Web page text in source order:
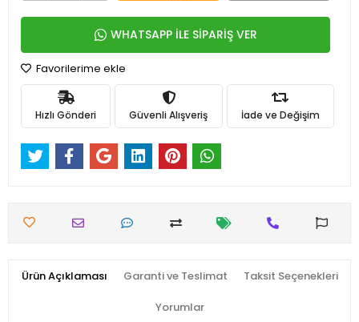
WHATSAPP İLE SİPARİŞ VER
Favorilerime ekle
Hızlı Gönderi Güvenli Alışveriş İade ve Değişim
Ürün Açıklaması Garanti ve Teslimat Taksit Seçenekleri
Yorumlar